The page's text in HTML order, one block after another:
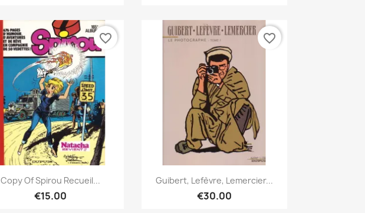
Quick view
Copy Of Spirou Recueil...
€15.00
favorite_border
Quick view
Guibert, Lefèvre, Lemercier...
€30.00
favorite_border